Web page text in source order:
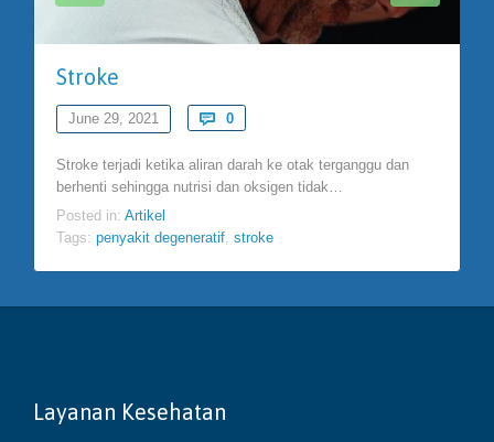
Stroke
June 29, 2021  0Comments
Stroke terjadi ketika aliran darah ke otak terganggu dan
berhenti sehingga nutrisi dan oksigen tidak…
Posted in: Artikel
Tags: penyakit degeneratif, stroke
Layanan Kesehatan